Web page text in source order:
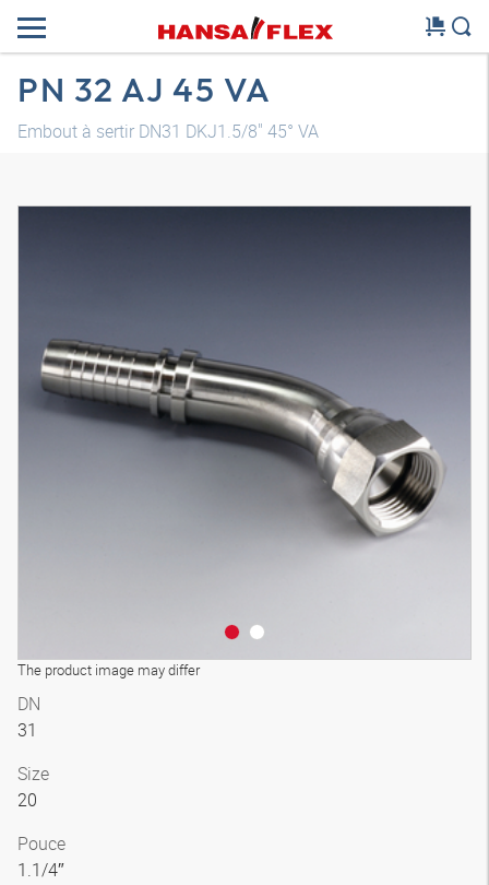
PN 32 AJ 45 VA
Embout à sertir DN31 DKJ1.5/8" 45° VA
The product image may differ
DN
31
Size
20
Pouce
1.1/4″